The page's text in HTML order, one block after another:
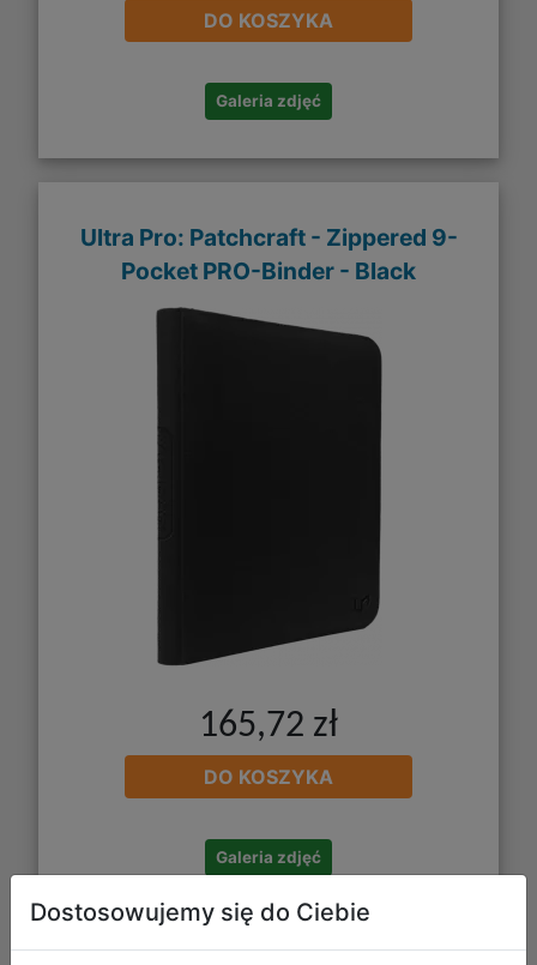
DO KOSZYKA
Galeria zdjęć
Ultra Pro: Patchcraft - Zippered 9-
Pocket PRO-Binder - Black
165,72 zł
DO KOSZYKA
Galeria zdjęć
Dostosowujemy się do Ciebie